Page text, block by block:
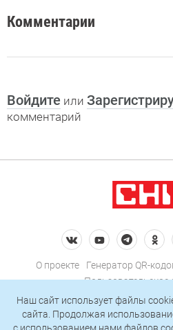
Комментарии
Войдите или
комментарий
О проекте Генератор QR-
Пользовательское
Политика
Подписаться на
Наш сайт использует файлы
сайта. Продолжая